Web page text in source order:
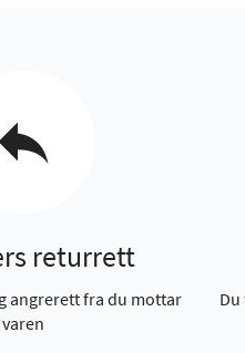
returrett
angrerett fra du mottar
varen